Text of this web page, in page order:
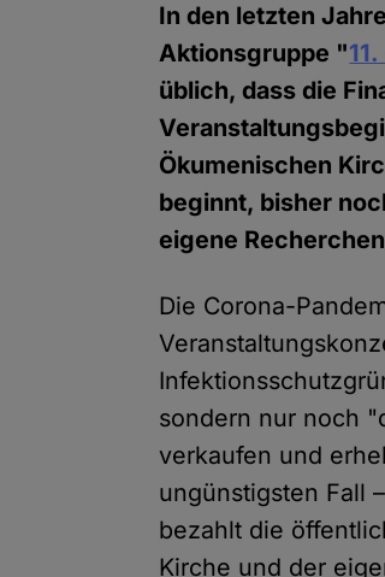
In den letzten
Aktionsgruppe "
üblich, dass die
Ökumenischen
beginnt, bisher
eigene
Die Corona-
sondern nur noch
verkaufen und
ungünstigsten Fall
bezahlt die
Kirche und der